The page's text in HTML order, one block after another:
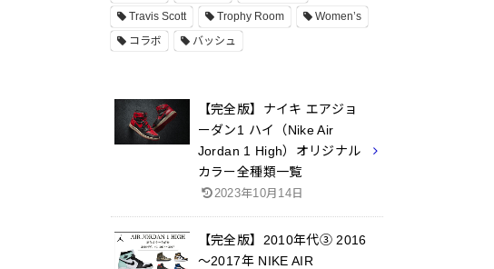
Travis Scott
Trophy Room
Women’s
コラボ
バッシュ
【完全版】ナイキ エアジョ
ーダン1 ハイ（Nike Air
Jordan 1 High）オリジナル
カラー全種類一覧
2023年10月14日
【完全版】2010年代③ 2016
～2017年 NIKE AIR